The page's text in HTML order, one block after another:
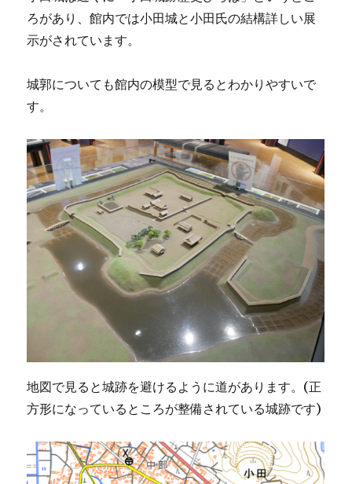
ろがあり、館内では小田城と小田氏の結構詳しい展
示がされています。
城郭についても館内の模型で見るとわかりやすいで
す。
地図で見ると城跡を避けるように道があります。(正
方形になっているところが整備されている城跡です)